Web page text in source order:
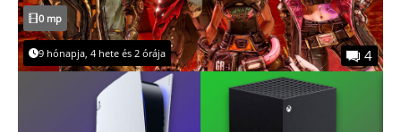
0 mp
9 hónapja, 4 hete és 2 órája 4